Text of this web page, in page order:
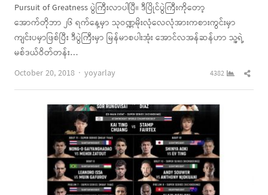
Pursuit of Greatness ပွဲကြီးလာပါပြီ။ ဒီပြိုင်ပွဲကြီးကိုတော့
အောက်တိုဘာ ၂၆ ရက်နေ့မှာ သုဝဏ္ဏမိုးလုံလေလုံအားကစားကွင်းမှာ
ကျင်းပမှာဖြစ်ပြီး ဒီပွဲကြီးမှာ မြန်မာစပါးအုံး အောင်လအန်ဆန်ဟာ သူ့ရဲ့
မစ်ဒယ်ဝိတ်တန်း…
October 20, 2018
Author
yoyarlay 4382